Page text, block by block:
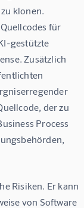
klonen.
für
gestützte
Zusätzlich
der zu
Process
Risiken. Er kann
von Software